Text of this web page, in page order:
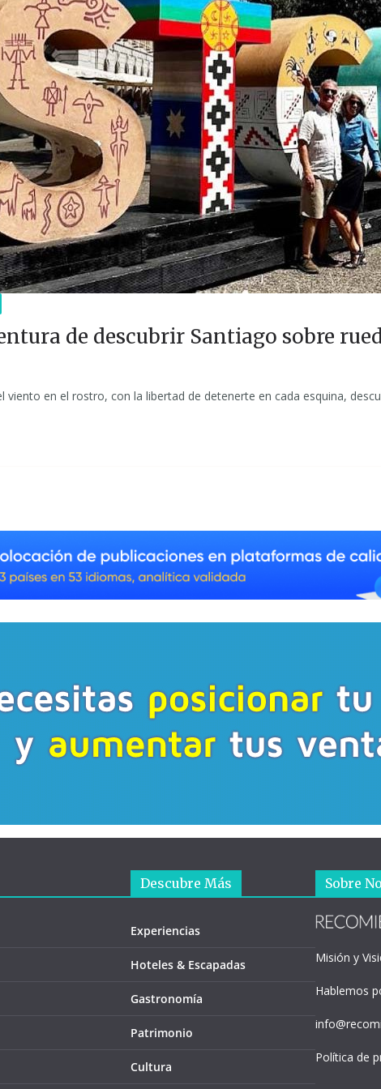
de descubrir Santiago sobre
viento en el rostro, con la libertad de detenerte en cada esquina,
Descubre Más
Experiencias
Hoteles & Escapadas
Gastronomía
Patrimonio
Cultura
Sobre
Misión y
Hablemos
Política de